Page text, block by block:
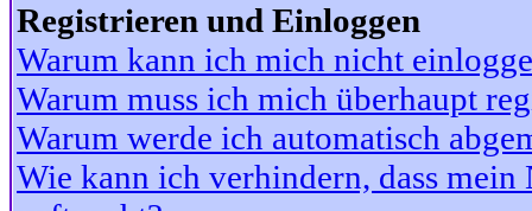
Registrieren und Einloggen
Warum kann ich mich nicht
Warum muss ich mich überhaupt
Warum werde ich automatisch
Wie kann ich verhindern, dass